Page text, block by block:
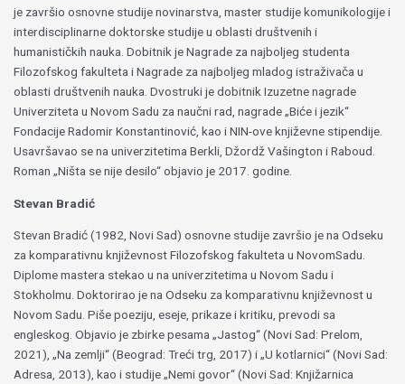
je završio osnovne studije novinarstva, master studije komunikologije i
interdisciplinarne doktorske studije u oblasti društvenih i
humanističkih nauka. Dobitnik je Nagrade za najboljeg studenta
Filozofskog fakulteta i Nagrade za najboljeg mladog istraživača u
oblasti društvenih nauka. Dvostruki je dobitnik Izuzetne nagrade
Univerziteta u Novom Sadu za naučni rad, nagrade „Biće i jezik“
Fondacije Radomir Konstantinović, kao i NIN-ove književne stipendije.
Usavršavao se na univerzitetima Berkli, Džordž Vašington i Raboud.
Roman „Ništa se nije desilo“ objavio je 2017. godine.
Stevan Bradić
Stevan Bradić (1982, Novi Sad) osnovne studije završio je na Odseku
za komparativnu književnost Filozofskog fakulteta u NovomSadu.
Diplome mastera stekao u na univerzitetima u Novom Sadu i
Stokholmu. Doktorirao je na Odseku za komparativnu književnost u
Novom Sadu. Piše poeziju, eseje, prikaze i kritiku, prevodi sa
engleskog. Objavio je zbirke pesama „Jastog“ (Novi Sad: Prelom,
2021), „Na zemlji“ (Beograd: Treći trg, 2017) i „U kotlarnici“ (Novi Sad:
Adresa, 2013), kao i studije „Nemi govor“ (Novi Sad: Knjižarnica